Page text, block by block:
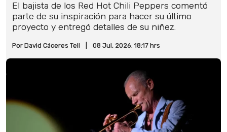
El bajista de los Red Hot Chili Peppers comentó
parte de su inspiración para hacer su último
proyecto y entregó detalles de su niñez.
Por David Cáceres Tell 08 Jul, 2026. 18:17 hrs